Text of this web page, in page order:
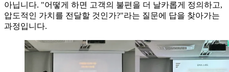
아닙니다. "어떻게 하면 고객의 불편을 더 날카롭게 정의하고,
압도적인 가치를 전달할 것인가?"라는 질문에 답을 찾아가는
과정입니다.